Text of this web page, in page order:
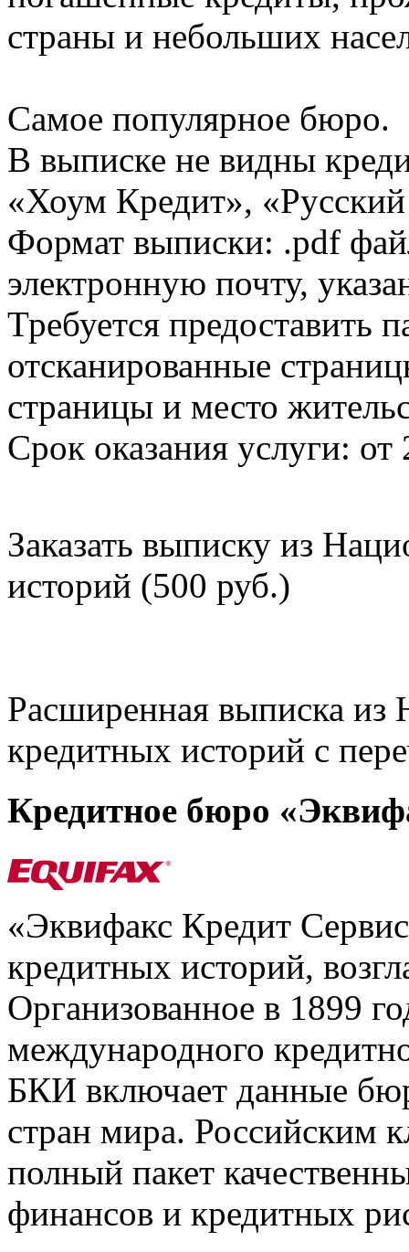
страны и небольших
Самое популярное бюро.
В выписке не видны
«Хоум Кредит»,
Формат выписки: .pdf
электронную почту,
Требуется предоставить
отсканированные
страницы и место
Срок оказания услуги: от
Заказать выписку из
историй (500 руб.)
Расширенная выписка из
кредитных историй с
Кредитное бюро
«Эквифакс Кредит
кредитных историй,
Организованное в 1899
международного
БКИ включает данные
стран мира. Российским
полный пакет
финансов и кредитных